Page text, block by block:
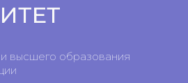
высшего образования